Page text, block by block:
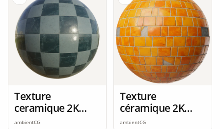
Texture
ceramique 2K
seamless
ambientCG
Texture
céramique 2K
seamless
ambientCG